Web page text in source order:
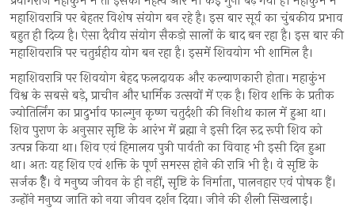
महाशिवरात्रि पर बेहतर विशेष संयोग बन रहे है। इस बार सूर्य का चुंबकीय प्रभाव
बहुत ही दिव्य है। ऐसा दैवीय संयोग सैकड़ो सालों के बाद बन रहा है। इस बार की
महाशिवरात्रि पर चतुर्ग्रहीय योग बन रहा है। इसमें शिवयोग भी शामिल है।
महाशिवरात्रि पर शिवयोग बेहद फलदायक और कल्याणकारी होता। महाकुंभ
विश्व के सबसे बड़े, प्राचीन और धार्मिक उत्सवों में एक है। शिव शक्ति के प्रतीक
ज्योतिर्लिंग का प्रादुर्भाव फाल्गुन कृष्ण चतुर्दशी की निशीथ काल में हुआ था।
शिव पुराण के अनुसार सृष्टि के आरंभ में ब्रह्मा ने इसी दिन रुद्र रूपी शिव को
उत्पन्न किया था। शिव एवं हिमालय पुत्री पार्वती का विवाह भी इसी दिन हुआ
था। अतः यह शिव एवं शक्ति के पूर्ण समरस होने की रात्रि भी है। वे सृष्टि के
सर्जक हैैं। वे मनुष्य जीवन के ही नहीं, सृष्टि के निर्माता, पालनहार एवं पोषक हैं।
उन्होंने मनुष्य जाति को नया जीवन दर्शन दिया। जीने की शैली सिखलाई।